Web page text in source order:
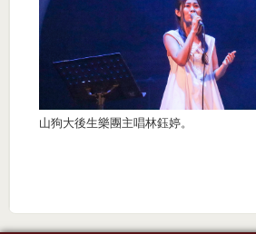
山狗大後生樂團主唱林鈺婷。